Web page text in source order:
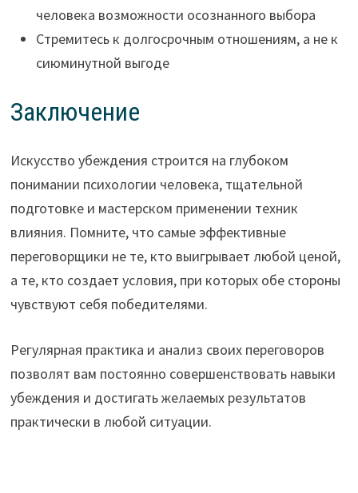
человека возможности осознанного выбора
Стремитесь к долгосрочным отношениям, а не к
сиюминутной выгоде
Заключение
Искусство убеждения строится на глубоком
понимании психологии человека, тщательной
подготовке и мастерском применении техник
влияния. Помните, что самые эффективные
переговорщики не те, кто выигрывает любой ценой,
а те, кто создает условия, при которых обе стороны
чувствуют себя победителями.
Регулярная практика и анализ своих переговоров
позволят вам постоянно совершенствовать навыки
убеждения и достигать желаемых результатов
практически в любой ситуации.